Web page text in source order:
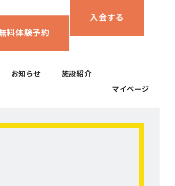
料体験予約
入会する
お知らせ
施設紹介
マイページ
らせ
施設紹介
マイページ